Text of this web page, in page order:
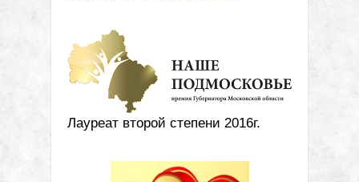
Лауреат второй степени 2016г.